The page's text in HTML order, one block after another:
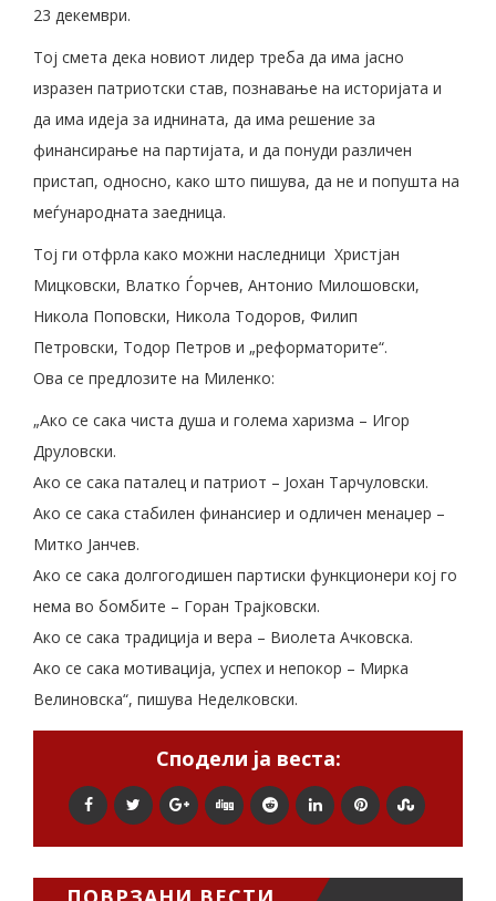
23 декември.
Тој смета дека новиот лидер треба да има јасно
изразен патриотски став, познавање на историјата и
да има идеја за иднината, да има решение за
финансирање на партијата, и да понуди различен
пристап, односно, како што пишува, да не и попушта на
меѓународната заедница.
Тој ги отфрла како можни наследници Христјан
Мицковски, Влатко Ѓорчев, Антонио Милошовски,
Никола Поповски, Никола Тодоров, Филип
Петровски, Тодор Петров и „реформаторите“.
Ова се предлозите на Миленко:
„Ако се сака чиста душа и голема харизма – Игор
Друловски.
Ако се сака паталец и патриот – Јохан Тарчуловски.
Ако се сака стабилен финансиер и одличен менаџер –
Митко Јанчев.
Ако се сака долгогодишен партиски функционери кој го
нема во бомбите – Горан Трајковски.
Ако се сака традиција и вера – Виолета Ачковска.
Ако се сака мотивација, успех и непокор – Мирка
Велиновска“, пишува Неделковски.
Сподели ја веста: